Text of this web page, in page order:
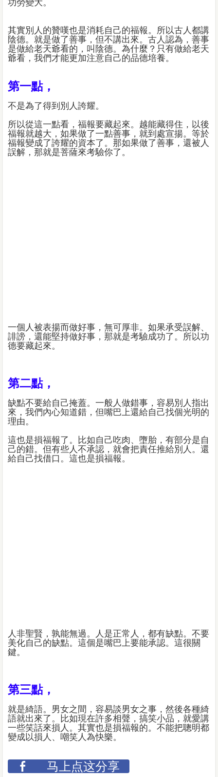
功勞變大。
其實別人的贊嘆也是消耗自己的福報。所以古人都講
陰德。就是做了善事，但不講出來。古人認為，善事
是做給老天爺看的，叫陰德。為什麼？只有做給老天
爺看，我們才能更加注意自己的品德培養。
第一點，
不是為了得到別人誇耀。
所以從這一點看，福報要藏起來。越能藏得住，以後
福報就越大，如果做了一點善事，就到處宣揚。等於
福報變成了誇耀的資本了。那如果做了善事，還被人
誤解，那就是菩薩來考驗你了。
一個人被表揚而做好事，無可厚非。如果承受誤解、
誹謗，還能堅持做好事，那就是考驗成功了。所以功
德要藏起來。
第二點，
缺點不要給自己掩蓋。一般人做錯事，容易別人指出
來，我們內心知道錯，但嘴巴上還給自己找個光明的
理由。
這也是損福報了。比如自己吃肉、墮胎，有部分是自
己的錯。但有些人不承認，就會把責任推給別人。還
給自己找借口。這也是損福報。
人非聖賢，孰能無過。人是正常人，都有缺點。不要
美化自己的缺點。這個是嘴巴上要能承認。這很關
鍵。
第三點，
就是綺語。男女之間，容易談男女之事，然後各種綺
語就出來了。比如現在許多相聲，搞笑小品，就愛講
一些笑話來損人。其實也是損福報的。不能把聰明都
變成以損人、嘲笑人為快樂。
马上点这分享